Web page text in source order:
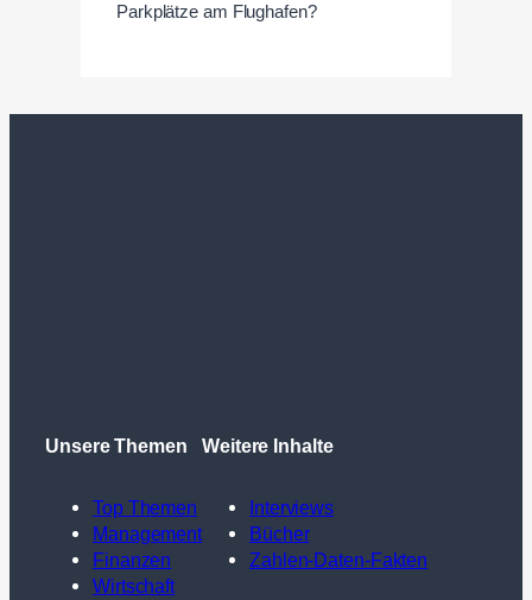
Parkplätze am Flughafen?
Unsere Themen
Top Themen
Management
Finanzen
Wirtschaft
Weitere Inhalte
Interviews
Bücher
Zahlen-Daten-Fakten